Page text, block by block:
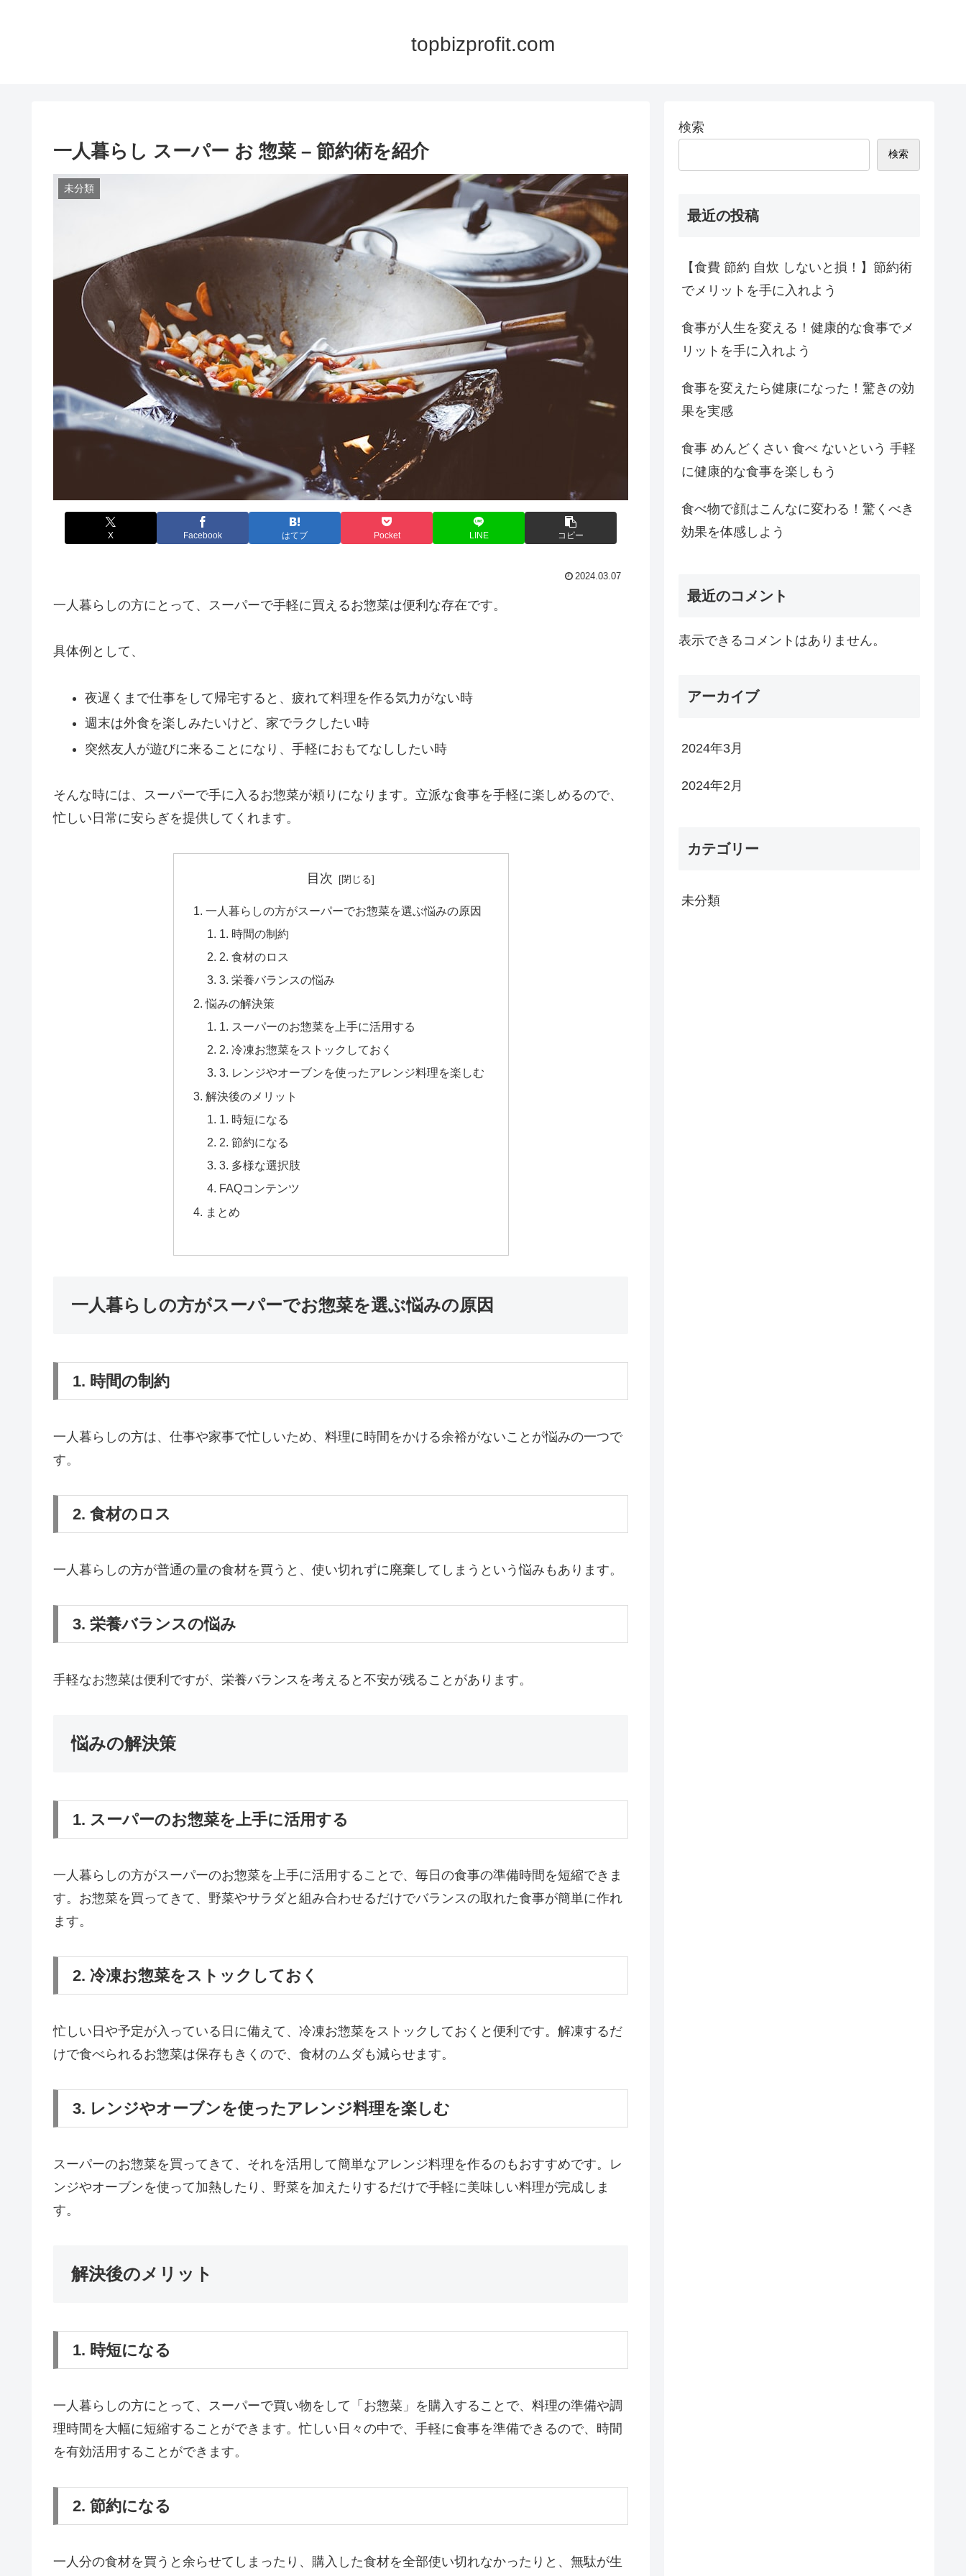
topbizprofit.com
一人暮らし スーパー お 惣菜 – 節約術を紹介
未分類
X Facebook はてブ Pocket LINE コピー
2024.03.07
一人暮らしの方にとって、スーパーで手軽に買えるお惣菜は便利な存在です。
具体例として、
夜遅くまで仕事をして帰宅すると、疲れて料理を作る気力がない時
週末は外食を楽しみたいけど、家でラクしたい時
突然友人が遊びに来ることになり、手軽におもてなししたい時
そんな時には、スーパーで手に入るお惣菜が頼りになります。立派な食事を手軽に楽しめるので、
忙しい日常に安らぎを提供してくれます。
目次
一人暮らしの方がスーパーでお惣菜を選ぶ悩みの原因
1. 時間の制約
2. 食材のロス
3. 栄養バランスの悩み
悩みの解決策
1. スーパーのお惣菜を上手に活用する
2. 冷凍お惣菜をストックしておく
3. レンジやオーブンを使ったアレンジ料理を楽しむ
解決後のメリット
1. 時短になる
2. 節約になる
3. 多様な選択肢
FAQコンテンツ
まとめ
一人暮らしの方がスーパーでお惣菜を選ぶ悩みの原因
1. 時間の制約
一人暮らしの方は、仕事や家事で忙しいため、料理に時間をかける余裕がないことが悩みの一つで
す。
2. 食材のロス
一人暮らしの方が普通の量の食材を買うと、使い切れずに廃棄してしまうという悩みもあります。
3. 栄養バランスの悩み
手軽なお惣菜は便利ですが、栄養バランスを考えると不安が残ることがあります。
悩みの解決策
1. スーパーのお惣菜を上手に活用する
一人暮らしの方がスーパーのお惣菜を上手に活用することで、毎日の食事の準備時間を短縮できま
す。お惣菜を買ってきて、野菜やサラダと組み合わせるだけでバランスの取れた食事が簡単に作れ
ます。
2. 冷凍お惣菜をストックしておく
忙しい日や予定が入っている日に備えて、冷凍お惣菜をストックしておくと便利です。解凍するだ
けで食べられるお惣菜は保存もきくので、食材のムダも減らせます。
3. レンジやオーブンを使ったアレンジ料理を楽しむ
スーパーのお惣菜を買ってきて、それを活用して簡単なアレンジ料理を作るのもおすすめです。レ
ンジやオーブンを使って加熱したり、野菜を加えたりするだけで手軽に美味しい料理が完成しま
す。
解決後のメリット
1. 時短になる
一人暮らしの方にとって、スーパーで買い物をして「お惣菜」を購入することで、料理の準備や調
理時間を大幅に短縮することができます。忙しい日々の中で、手軽に食事を準備できるので、時間
を有効活用することができます。
2. 節約になる
一人分の食材を買うと余らせてしまったり、購入した食材を全部使い切れなかったりと、無駄が生
検索
検索
最近の投稿
【食費 節約 自炊 しないと損！】節約術
でメリットを手に入れよう
食事が人生を変える！健康的な食事でメ
リットを手に入れよう
食事を変えたら健康になった！驚きの効
果を実感
食事 めんどくさい 食べ ないという 手軽
に健康的な食事を楽しもう
食べ物で顔はこんなに変わる！驚くべき
効果を体感しよう
最近のコメント
表示できるコメントはありません。
アーカイブ
2024年3月
2024年2月
カテゴリー
未分類